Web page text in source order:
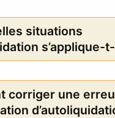
situations
s’applique-
corriger une